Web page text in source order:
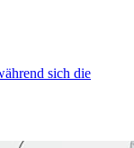
sich die